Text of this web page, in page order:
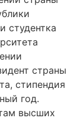
студентка
страны
стипендия
год.
высших